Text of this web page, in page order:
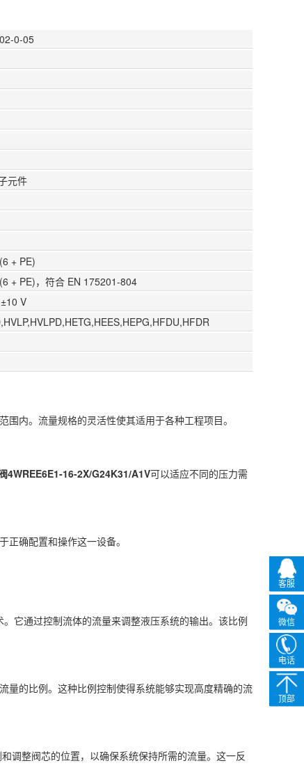
0-05
元件
+ PE)
+ PE)，符合 EN 175201-804
V
内。流量规格的灵活性使其适用于各种工程项目。
4WREE6E1-16-2X/G24K31/A1V可以适应不同的压力需
确配置和操作这一设备。
它通过控制流体的流量来调整液压系统的输出。该比例
量的比例。这种比例控制使得系统能够实现高度精确的流
调整阀芯的位置，以确保系统保持所需的流量。这一反
客服
微信
电话
顶部